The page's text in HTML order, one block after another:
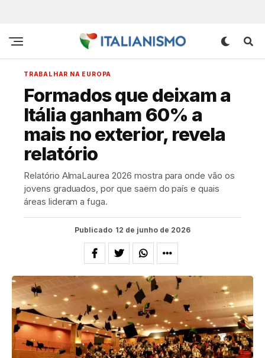
TRABALHAR NA EUROPA
Formados que deixam a
Itália ganham 60% a
mais no exterior, revela
relatório
Relatório AlmaLaurea 2026 mostra para onde vão os
jovens graduados, por que saem do país e quais
áreas lideram a fuga.
Publicado 12 de junho de 2026